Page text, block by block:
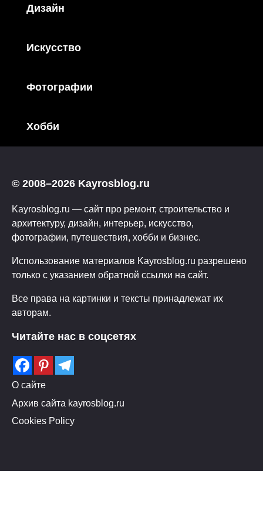
Дизайн
Искусство
Фотографии
Хобби
© 2008–2026 Kayrosblog.ru
Kayrosblog.ru — сайт про ремонт, строительство и
архитектуру, дизайн, интерьер, искусство,
фотографии, путешествия, хобби и бизнес.
Использование материалов Kayrosblog.ru разрешено
только с указанием обратной ссылки на сайт.
Все права на картинки и тексты принадлежат их
авторам.
Читайте нас в соцсетях
О сайте
Архив сайта kayrosblog.ru
Cookies Policy